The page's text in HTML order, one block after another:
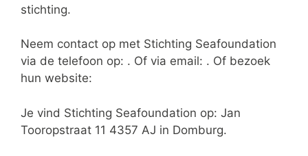
stichting.
Neem contact op met Stichting Seafoundation
via de telefoon op: . Of via email: . Of bezoek
hun website:
Je vind Stichting Seafoundation op: Jan
Tooropstraat 11 4357 AJ in Domburg.